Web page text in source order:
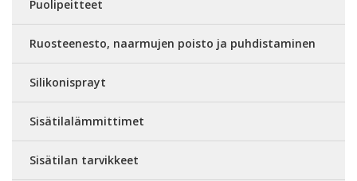
Puolipeitteet
Ruosteenesto, naarmujen poisto ja puhdistaminen
Silikonisprayt
Sisätilalämmittimet
Sisätilan tarvikkeet